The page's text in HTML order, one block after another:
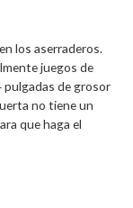
los aserraderos.
juegos de
pulgadas de grosor
no tiene un
que haga el